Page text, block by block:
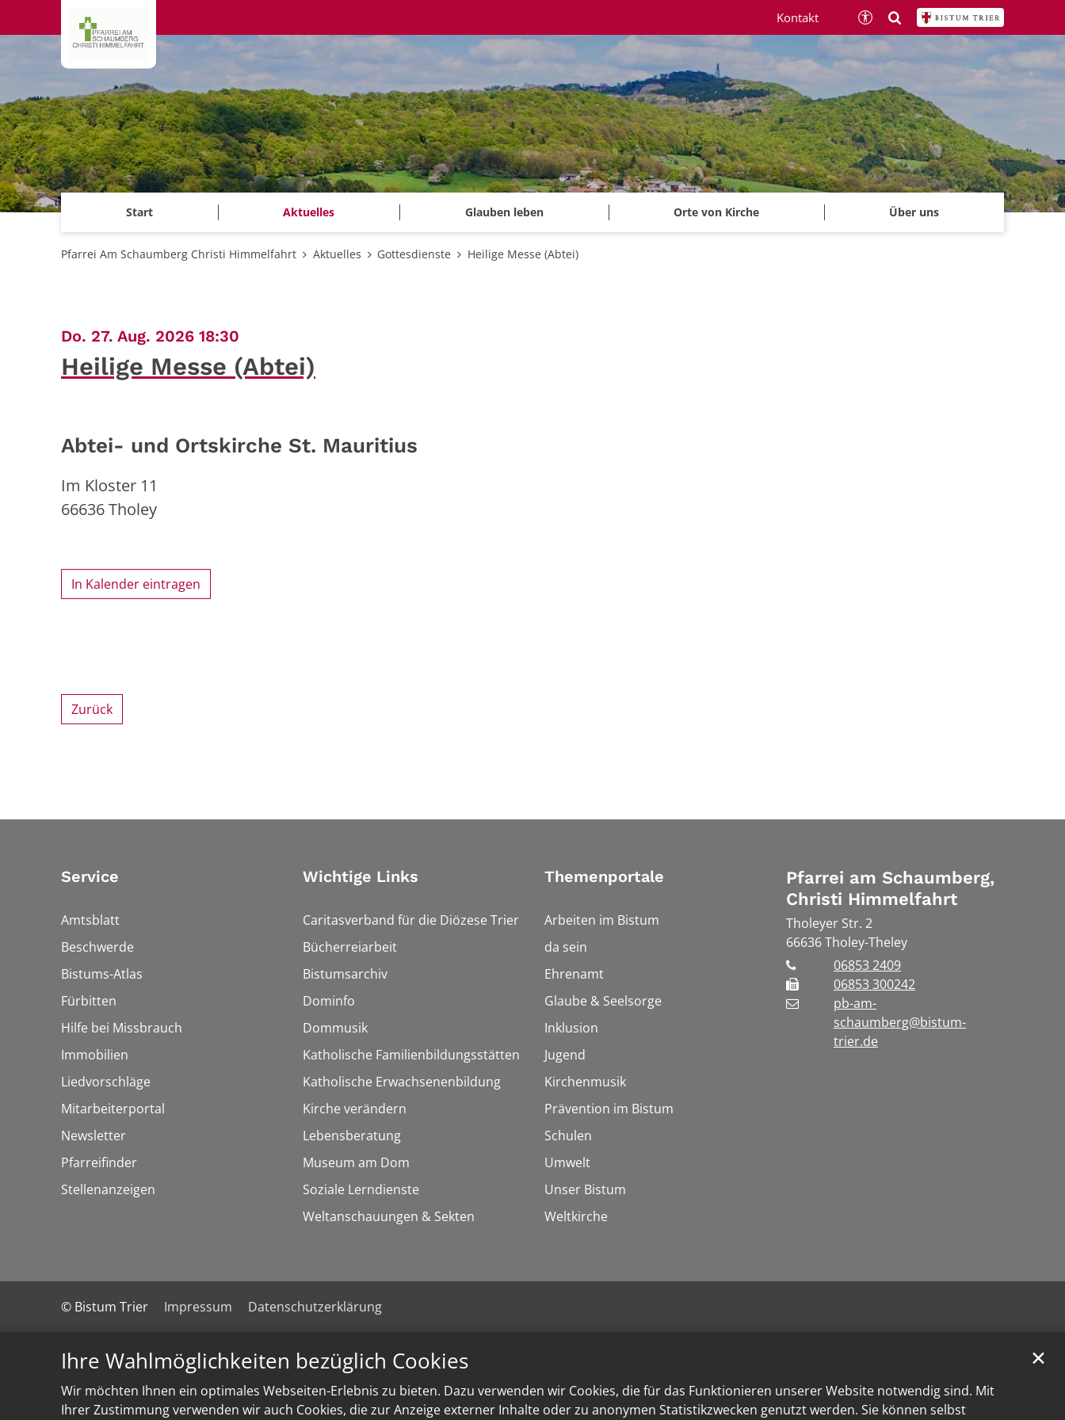
Ihre Wahlmöglichkeiten bezüglich Cookies
Wir möchten Ihnen ein optimales Webseiten-Erlebnis zu bieten. Dazu verwenden wir Cookies, die für das Funktionieren unserer Website notwendig sind. Mit
Ihrer Zustimmung verwenden wir auch Cookies, die zur Anzeige externer Inhalte oder zu anonymen Statistikzwecken genutzt werden. Sie können selbst
✕
Start Aktuelles Glauben leben Orte von Kirche Über uns
Kontakt
Pfarrei Am Schaumberg Christi Himmelfahrt Aktuelles Gottesdienste Heilige Messe (Abtei)
Do. 27. Aug. 2026 18:30
Heilige Messe (Abtei)
Abtei- und Ortskirche St. Mauritius
Im Kloster 11
66636Tholey
In Kalender eintragen
Zurück
Service
Amtsblatt
Beschwerde
Bistums-Atlas
Fürbitten
Hilfe bei Missbrauch
Immobilien
Liedvorschläge
Mitarbeiterportal
Newsletter
Pfarreifinder
Stellenanzeigen
Wichtige Links
Caritasverband für die Diözese Trier
Bücherreiarbeit
Bistumsarchiv
Dominfo
Dommusik
Katholische Familienbildungsstätten
Katholische Erwachsenenbildung
Kirche verändern
Lebensberatung
Museum am Dom
Soziale Lerndienste
Weltanschauungen & Sekten
Themenportale
Arbeiten im Bistum
da sein
Ehrenamt
Glaube & Seelsorge
Inklusion
Jugend
Kirchenmusik
Prävention im Bistum
Schulen
Umwelt
Unser Bistum
Weltkirche
Pfarrei am Schaumberg,
Christi Himmelfahrt
Tholeyer Str. 2
66636Tholey-Theley
06853 2409
06853 300242
pb-am-
schaumberg@bistum-
trier.de
© Bistum Trier Impressum Datenschutzerklärung